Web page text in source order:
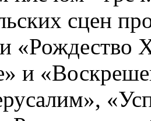
сцен
«Рождество
и